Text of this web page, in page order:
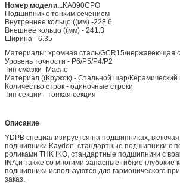
Номер модели...KA090CPO
Подшипник с тонким сечением
Внутреннее кольцо ((мм) -228.6
Внешнее кольцо ((мм) - 241.3
Ширина - 6.35
Материалы: хромная сталь/GCR15/нержавеющая
Уровень точности - P6/P5/P4/P2
Тип смазки- Масло
Материал ((Кружок) - Стальной шар/
Количество строк - одиночные строки
Тип секции - тонкая секция
Описание
YDPB специализируется на подшипниках,
подшипники Kaydon, стандартные подшипники с
роликами THK IKO, стандартные подшипники с
INA,и также со многими запасные гибкие глубокие
подшипники используются для гармонического
заказ.